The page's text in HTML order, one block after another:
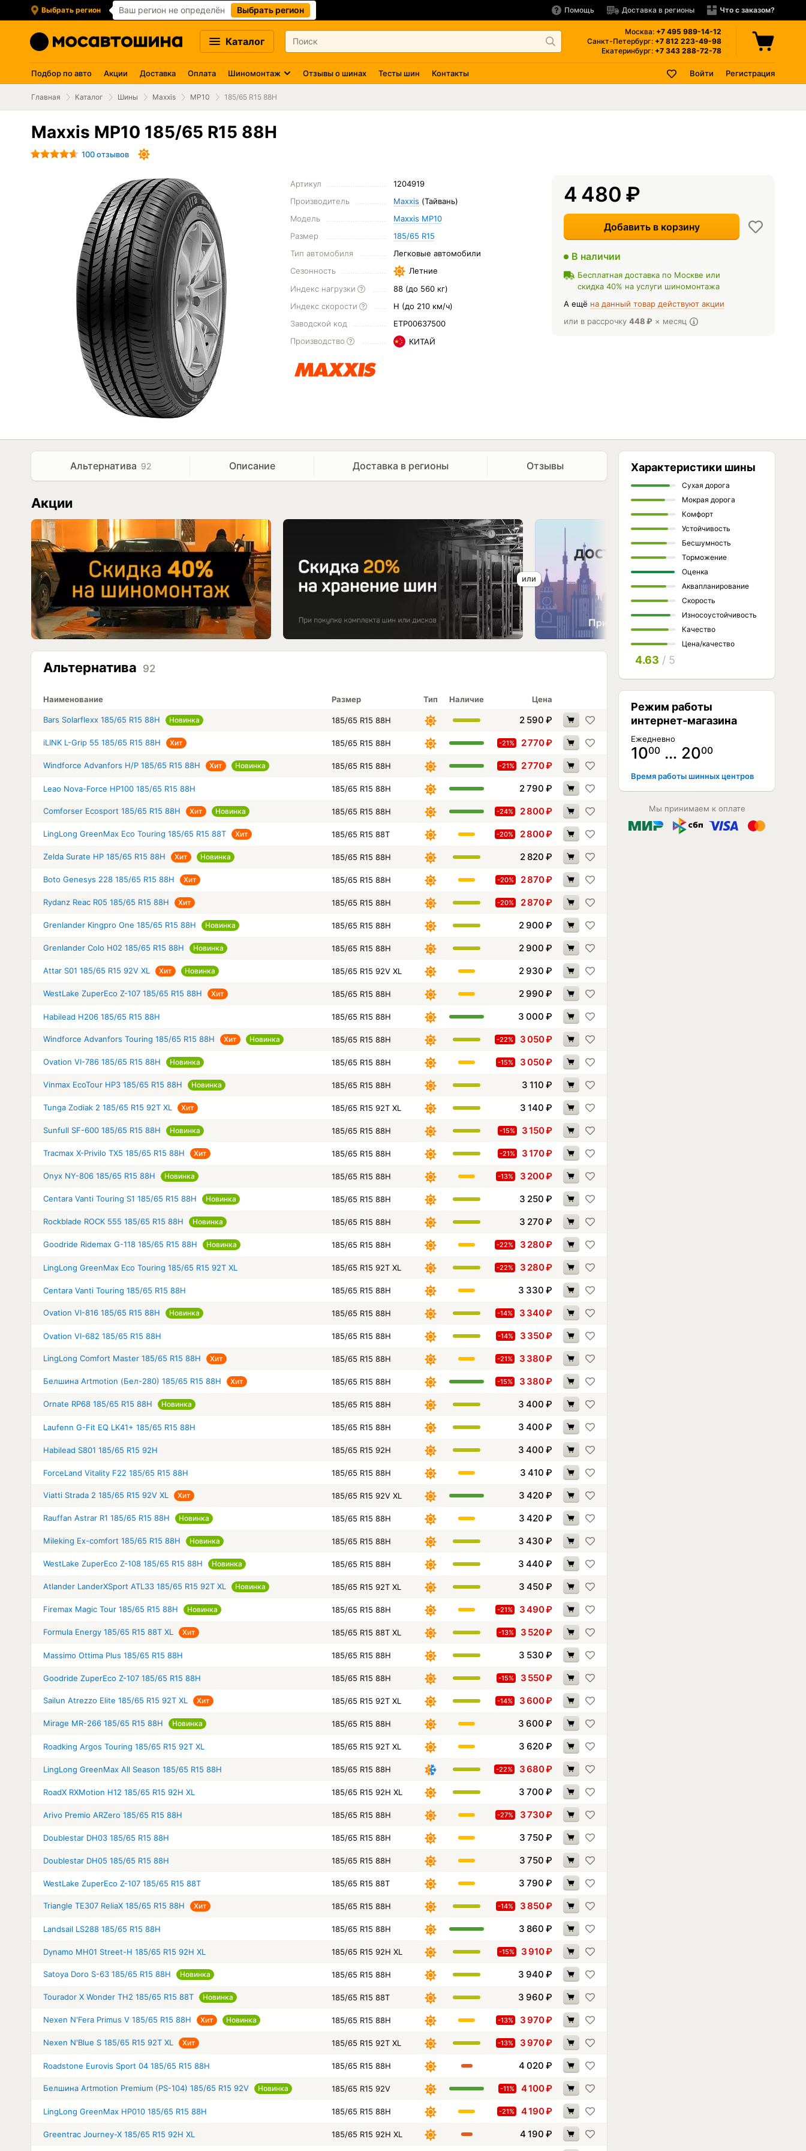
Выбрать регион Ваш регион не определён Выбрать регион Помощь Доставка в регионы Что с заказом?
Каталог
Москва: +7 495 989-14-12
Санкт-Петербург: +7 812 223-49-98
Екатеринбург: +7 343 288-72-78
Подбор по авто Акции Доставка Оплата Шиномонтаж Отзывы о шинах Тесты шин Контакты Войти Регистрация
Главная Каталог Шины Maxxis MP10 185/65 R15 88H
Maxxis MP10 185/65 R15 88H
100 отзывов
Артикул
1204919
Производитель
Maxxis (Тайвань)
Модель
Maxxis MP10
Размер
185/65 R15
Тип автомобиля
Легковые автомобили
Сезонность
Летние
Индекс нагрузки
88 (до 560 кг)
Индекс скорости
H (до 210 км/ч)
Заводской код
ETP00637500
Производство
КИТАЙ
4 480 ₽
Добавить в корзину
В наличии
Бесплатная доставка по Москве или
скидка 40% на услуги шиномонтажа
А ещё на данный товар действуют акции
или в рассрочку 448₽ × месяц
Альтернатива 92 Описание Доставка в регионы Отзывы
Акции
Альтернатива 92
Наименование Размер Тип Наличие Цена
Bars Solarflexx 185/65 R15 88H Новинка 185/65 R15 88H 2 590 ₽
iLINK L-Grip 55 185/65 R15 88H Хит 185/65 R15 88H -21% 2 770₽
Windforce Advanfors H/P 185/65 R15 88H Хит Новинка 185/65 R15 88H -21% 2 770₽
Leao Nova-Force HP100 185/65 R15 88H 185/65 R15 88H 2 790 ₽
Comforser Ecosport 185/65 R15 88H Хит Новинка 185/65 R15 88H -24% 2 800₽
LingLong GreenMax Eco Touring 185/65 R15 88T Хит 185/65 R15 88T -20% 2 800₽
Zelda Surate HP 185/65 R15 88H Хит Новинка 185/65 R15 88H 2 820 ₽
Boto Genesys 228 185/65 R15 88H Хит 185/65 R15 88H -20% 2 870₽
Rydanz Reac R05 185/65 R15 88H Хит 185/65 R15 88H -20% 2 870₽
Grenlander Kingpro One 185/65 R15 88H Новинка 185/65 R15 88H 2 900 ₽
Grenlander Colo H02 185/65 R15 88H Новинка 185/65 R15 88H 2 900 ₽
Attar S01 185/65 R15 92V XL Хит Новинка 185/65 R15 92V XL 2 930 ₽
WestLake ZuperEco Z-107 185/65 R15 88H Хит 185/65 R15 88H 2 990 ₽
Habilead H206 185/65 R15 88H 185/65 R15 88H 3 000 ₽
Windforce Advanfors Touring 185/65 R15 88H Хит Новинка 185/65 R15 88H -22% 3 050₽
Ovation VI-786 185/65 R15 88H Новинка 185/65 R15 88H -15% 3 050₽
Vinmax EcoTour HP3 185/65 R15 88H Новинка 185/65 R15 88H 3 110 ₽
Tunga Zodiak 2 185/65 R15 92T XL Хит 185/65 R15 92T XL 3 140 ₽
Sunfull SF-600 185/65 R15 88H Новинка 185/65 R15 88H -15% 3 150₽
Tracmax X-Privilo TX5 185/65 R15 88H Хит 185/65 R15 88H -21% 3 170₽
Onyx NY-806 185/65 R15 88H Новинка 185/65 R15 88H -13% 3 200₽
Centara Vanti Touring S1 185/65 R15 88H Новинка 185/65 R15 88H 3 250 ₽
Rockblade ROCK 555 185/65 R15 88H Новинка 185/65 R15 88H 3 270 ₽
Goodride Ridemax G-118 185/65 R15 88H Новинка 185/65 R15 88H -22% 3 280₽
LingLong GreenMax Eco Touring 185/65 R15 92T XL 185/65 R15 92T XL -22% 3 280₽
Centara Vanti Touring 185/65 R15 88H 185/65 R15 88H 3 330 ₽
Ovation VI-816 185/65 R15 88H Новинка 185/65 R15 88H -14% 3 340₽
Ovation VI-682 185/65 R15 88H 185/65 R15 88H -14% 3 350₽
LingLong Comfort Master 185/65 R15 88H Хит 185/65 R15 88H -21% 3 380₽
Белшина Artmotion (Бел-280) 185/65 R15 88H Хит 185/65 R15 88H -15% 3 380₽
Ornate RP68 185/65 R15 88H Новинка 185/65 R15 88H 3 400 ₽
Laufenn G-Fit EQ LK41+ 185/65 R15 88H 185/65 R15 88H 3 400 ₽
Habilead S801 185/65 R15 92H 185/65 R15 92H 3 400 ₽
ForceLand Vitality F22 185/65 R15 88H 185/65 R15 88H 3 410 ₽
Viatti Strada 2 185/65 R15 92V XL Хит 185/65 R15 92V XL 3 420 ₽
Rauffan Astrar R1 185/65 R15 88H Новинка 185/65 R15 88H 3 420 ₽
Mileking Ex-comfort 185/65 R15 88H Новинка 185/65 R15 88H 3 430 ₽
WestLake ZuperEco Z-108 185/65 R15 88H Новинка 185/65 R15 88H 3 440 ₽
Atlander LanderXSport ATL33 185/65 R15 92T XL Новинка 185/65 R15 92T XL 3 450 ₽
Firemax Magic Tour 185/65 R15 88H Новинка 185/65 R15 88H -21% 3 490₽
Formula Energy 185/65 R15 88T XL Хит 185/65 R15 88T XL -13% 3 520₽
Massimo Ottima Plus 185/65 R15 88H 185/65 R15 88H 3 530 ₽
Goodride ZuperEco Z-107 185/65 R15 88H 185/65 R15 88H -15% 3 550₽
Sailun Atrezzo Elite 185/65 R15 92T XL Хит 185/65 R15 92T XL -14% 3 600₽
Mirage MR-266 185/65 R15 88H Новинка 185/65 R15 88H 3 600 ₽
Roadking Argos Touring 185/65 R15 92T XL 185/65 R15 92T XL 3 620 ₽
LingLong GreenMax All Season 185/65 R15 88H 185/65 R15 88H -22% 3 680₽
RoadX RXMotion H12 185/65 R15 92H XL 185/65 R15 92H XL 3 700 ₽
Arivo Premio ARZero 185/65 R15 88H 185/65 R15 88H -27% 3 730₽
Doublestar DH03 185/65 R15 88H 185/65 R15 88H 3 750 ₽
Doublestar DH05 185/65 R15 88H 185/65 R15 88H 3 750 ₽
WestLake ZuperEco Z-107 185/65 R15 88T 185/65 R15 88T 3 790 ₽
Triangle TE307 ReliaX 185/65 R15 88H Хит 185/65 R15 88H -14% 3 850₽
Landsail LS288 185/65 R15 88H 185/65 R15 88H 3 860 ₽
Dynamo MH01 Street-H 185/65 R15 92H XL 185/65 R15 92H XL -15% 3 910₽
Satoya Doro S-63 185/65 R15 88H Новинка 185/65 R15 88H 3 940 ₽
Tourador X Wonder TH2 185/65 R15 88T Новинка 185/65 R15 88T 3 960 ₽
Nexen N'Fera Primus V 185/65 R15 88H Хит Новинка 185/65 R15 88H -13% 3 970₽
Nexen N'Blue S 185/65 R15 92T XL Хит 185/65 R15 92T XL -13% 3 970₽
Roadstone Eurovis Sport 04 185/65 R15 88H 185/65 R15 88H 4 020 ₽
Белшина Artmotion Premium (PS-104) 185/65 R15 92V Новинка 185/65 R15 92V -11% 4 100₽
LingLong GreenMax HP010 185/65 R15 88H 185/65 R15 88H -21% 4 190₽
Greentrac Journey-X 185/65 R15 92H XL 185/65 R15 92H XL 4 190 ₽
Характеристики шины
Сухая дорога
Мокрая дорога
Комфорт
Устойчивость
Бесшумность
Торможение
Оценка
Аквапланирование
Скорость
Износоустойчивость
Качество
Цена/качество
4.63 / 5
Режим работы
интернет-магазина
Ежедневно
1000 … 2000
Время работы шинных центров
Мы принимаем к оплате